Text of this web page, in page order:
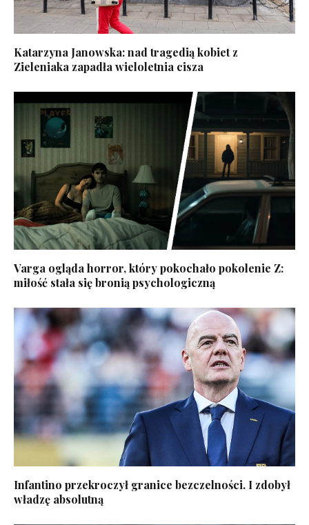
Katarzyna Janowska: nad tragedią kobiet z
Zieleniaka zapadła wieloletnia cisza
Varga ogląda horror, który pokochało pokolenie Z:
miłość stała się bronią psychologiczną
Infantino przekroczył granice bezczelności. I zdobył
władzę absolutną